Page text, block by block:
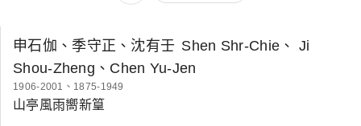
申石伽、季守正、沈有壬 Shen Shr-Chie、 Ji
Shou-Zheng、Chen Yu-Jen
1906-2001、1875-1949
山亭風雨嚮新篁